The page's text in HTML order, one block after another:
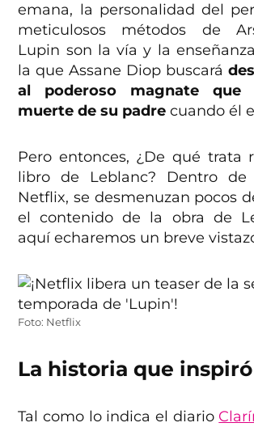
emana, la personalidad del
meticulosos métodos de
Lupin son la vía y la
la que Assane Diop buscará
al poderoso magnate que
muerte de su padre cuando él
Pero entonces, ¿De qué trata
libro de Leblanc? Dentro
Netflix, se desmenuzan pocos
el contenido de la obra de
aquí echaremos un breve
Foto: Netflix
La historia que inspiró
Tal como lo indica el diario